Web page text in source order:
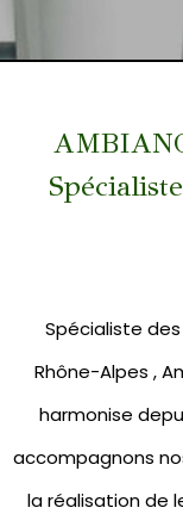
Spécialiste
Rhône-Alpes ,
harmonise
accompagnons
la réalisation de